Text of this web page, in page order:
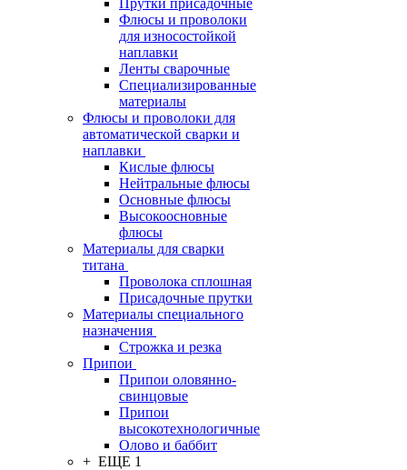
Прутки присадочные
Флюсы и проволоки
для износостойкой
наплавки
Ленты сварочные
Специализированные
материалы
Флюсы и проволоки для
автоматической сварки и
наплавки
Кислые флюсы
Нейтральные флюсы
Основные флюсы
Высокоосновные
флюсы
Материалы для сварки
титана
Проволока сплошная
Присадочные прутки
Материалы специального
назначения
Строжка и резка
Припои
Припои оловянно-
свинцовые
Припои
высокотехнологичные
Олово и баббит
+ ЕЩЕ 1